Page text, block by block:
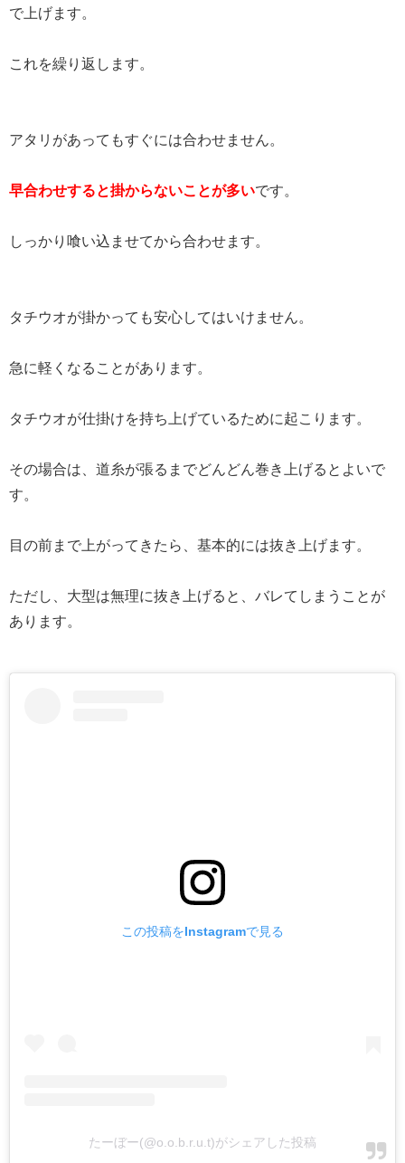
で上げます。
これを繰り返します。
アタリがあってもすぐには合わせません。
早合わせすると掛からないことが多いです。
しっかり喰い込ませてから合わせます。
タチウオが掛かっても安心してはいけません。
急に軽くなることがあります。
タチウオが仕掛けを持ち上げているために起こります。
その場合は、道糸が張るまでどんどん巻き上げるとよいで
す。
目の前まで上がってきたら、基本的には抜き上げます。
ただし、大型は無理に抜き上げると、バレてしまうことが
あります。
この投稿をInstagramで見る
たーぼー(@o.o.b.r.u.t)がシェアした投稿